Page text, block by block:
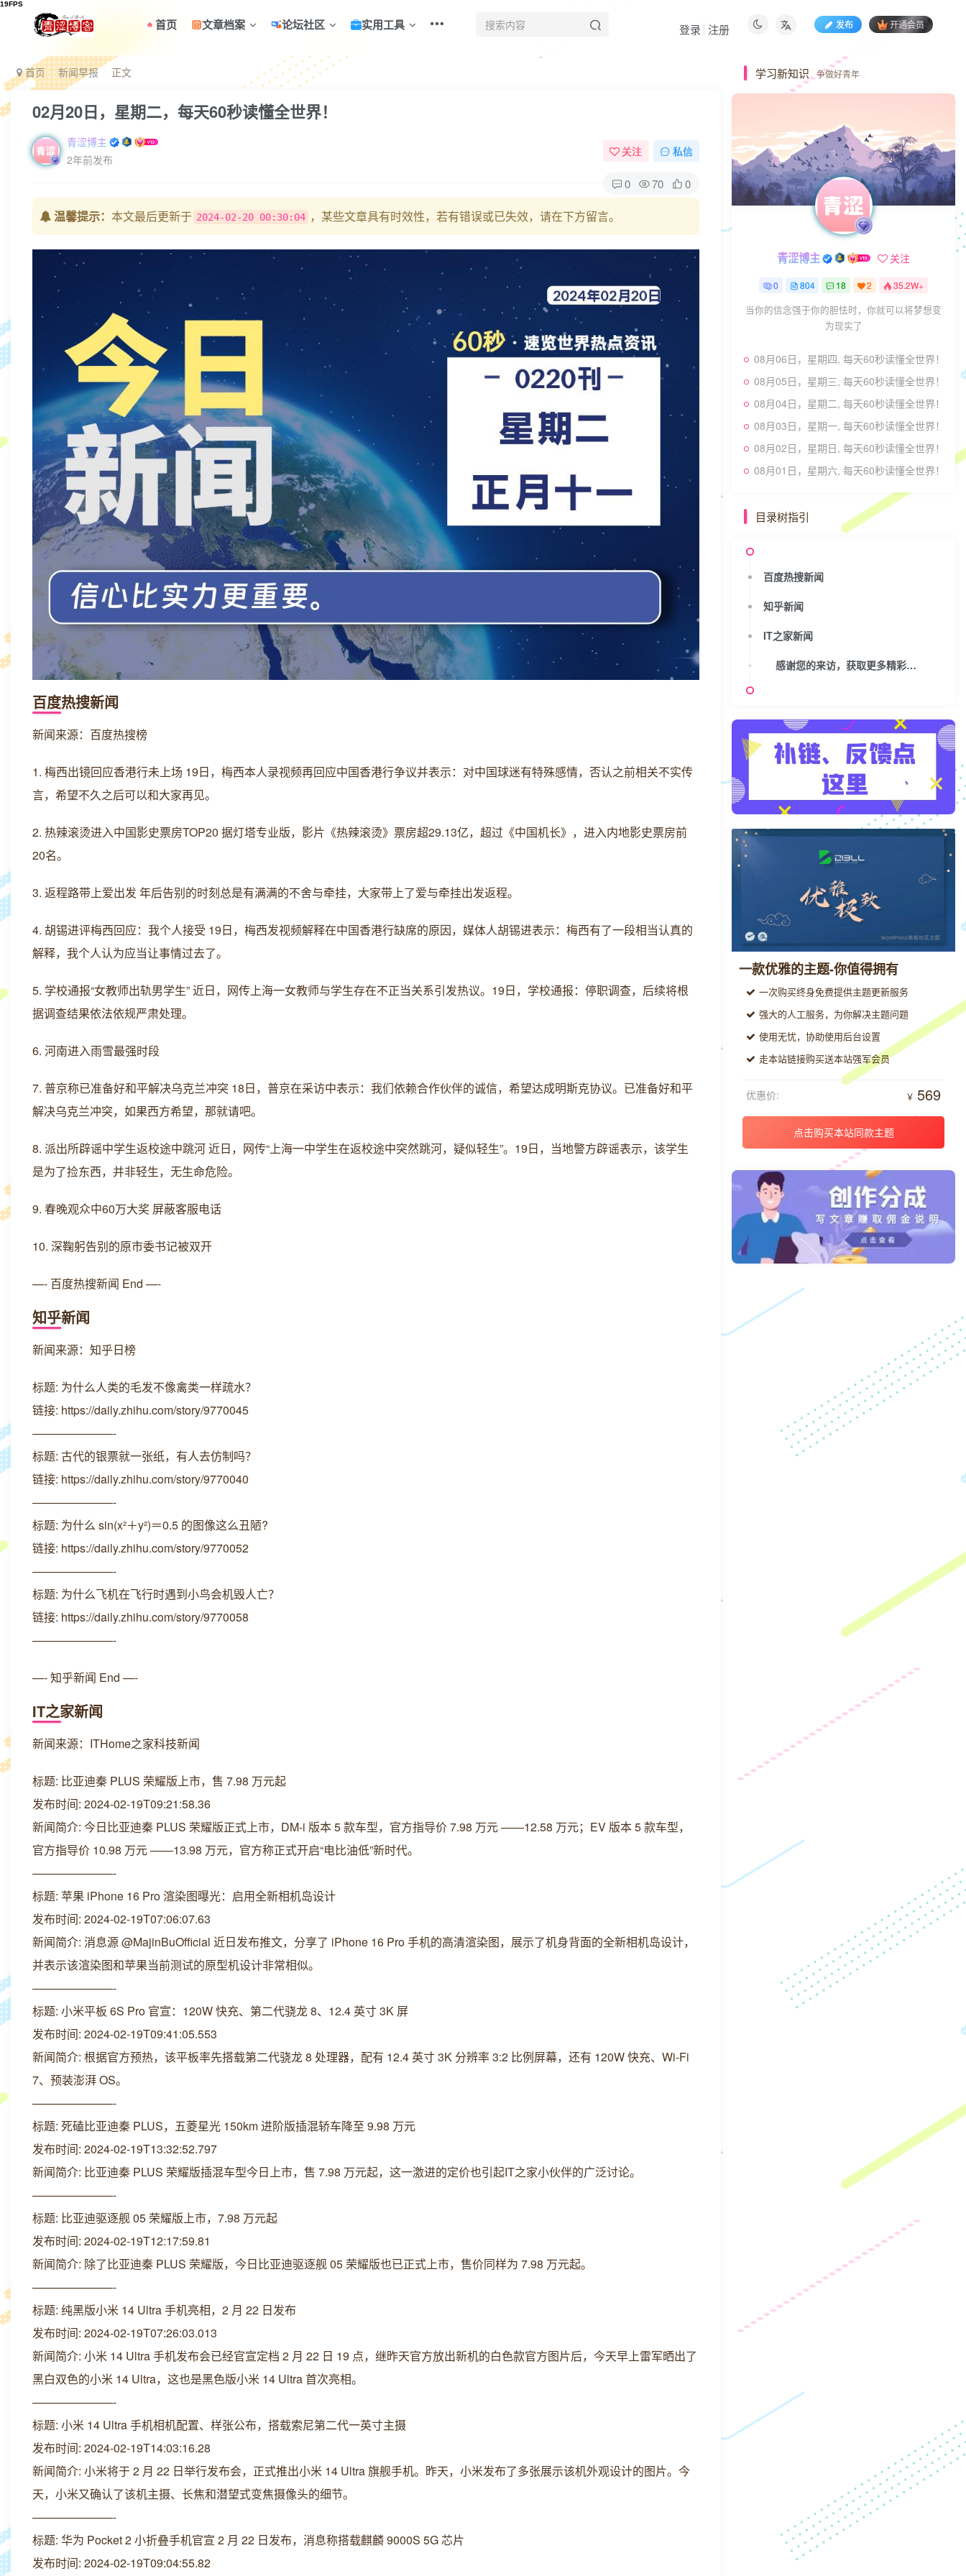
首页 文章档案 论坛社区 实用工具 发布 开通会员
登录 注册
首页 新闻早报 正文
02月20日，星期二，每天60秒读懂全世界！
青涩博主
2年前发布
关注 私信
0 70 0
温馨提示： 本文最后更新于 2024-02-20 00:30:04 ，某些文章具有时效性，若有错误或已失效，请在下方留言。
百度热搜新闻
新闻来源：百度热搜榜
1. 梅西出镜回应香港行未上场 19日，梅西本人录视频再回应中国香港行争议并表示：对中国球迷有特殊感情，否认之前相关不实传
言，希望不久之后可以和大家再见。
2. 热辣滚烫进入中国影史票房TOP20 据灯塔专业版，影片《热辣滚烫》票房超29.13亿，超过《中国机长》，进入内地影史票房前
20名。
3. 返程路带上爱出发 年后告别的时刻总是有满满的不舍与牵挂，大家带上了爱与牵挂出发返程。
4. 胡锡进评梅西回应：我个人接受 19日，梅西发视频解释在中国香港行缺席的原因，媒体人胡锡进表示：梅西有了一段相当认真的
解释，我个人认为应当让事情过去了。
5. 学校通报“女教师出轨男学生” 近日，网传上海一女教师与学生存在不正当关系引发热议。19日，学校通报：停职调查，后续将根
据调查结果依法依规严肃处理。
6. 河南进入雨雪最强时段
7. 普京称已准备好和平解决乌克兰冲突 18日，普京在采访中表示：我们依赖合作伙伴的诚信，希望达成明斯克协议。已准备好和平
解决乌克兰冲突，如果西方希望，那就请吧。
8. 派出所辟谣中学生返校途中跳河 近日，网传“上海一中学生在返校途中突然跳河，疑似轻生”。19日，当地警方辟谣表示，该学生
是为了捡东西，并非轻生，无生命危险。
9. 春晚观众中60万大奖 屏蔽客服电话
10. 深鞠躬告别的原市委书记被双开
—- 百度热搜新闻 End —-
知乎新闻
新闻来源：知乎日榜
标题: 为什么人类的毛发不像禽类一样疏水？
链接: https://daily.zhihu.com/story/9770045
———————-
标题: 古代的银票就一张纸，有人去仿制吗？
链接: https://daily.zhihu.com/story/9770040
———————-
标题: 为什么 sin(x²＋y²)＝0.5 的图像这么丑陋?
链接: https://daily.zhihu.com/story/9770052
———————-
标题: 为什么飞机在飞行时遇到小鸟会机毁人亡？
链接: https://daily.zhihu.com/story/9770058
———————-
—- 知乎新闻 End —-
IT之家新闻
新闻来源：ITHome之家科技新闻
标题: 比亚迪秦 PLUS 荣耀版上市，售 7.98 万元起
发布时间: 2024-02-19T09:21:58.36
新闻简介: 今日比亚迪秦 PLUS 荣耀版正式上市，DM-i 版本 5 款车型，官方指导价 7.98 万元 ——12.58 万元；EV 版本 5 款车型，
官方指导价 10.98 万元 ——13.98 万元，官方称正式开启“电比油低”新时代。
———————-
标题: 苹果 iPhone 16 Pro 渲染图曝光：启用全新相机岛设计
发布时间: 2024-02-19T07:06:07.63
新闻简介: 消息源 @MajinBuOfficial 近日发布推文，分享了 iPhone 16 Pro 手机的高清渲染图，展示了机身背面的全新相机岛设计，
并表示该渲染图和苹果当前测试的原型机设计非常相似。
———————-
标题: 小米平板 6S Pro 官宣：120W 快充、第二代骁龙 8、12.4 英寸 3K 屏
发布时间: 2024-02-19T09:41:05.553
新闻简介: 根据官方预热，该平板率先搭载第二代骁龙 8 处理器，配有 12.4 英寸 3K 分辨率 3:2 比例屏幕，还有 120W 快充、Wi-Fi
7、预装澎湃 OS。
———————-
标题: 死磕比亚迪秦 PLUS，五菱星光 150km 进阶版插混轿车降至 9.98 万元
发布时间: 2024-02-19T13:32:52.797
新闻简介: 比亚迪秦 PLUS 荣耀版插混车型今日上市，售 7.98 万元起，这一激进的定价也引起IT之家小伙伴的广泛讨论。
———————-
标题: 比亚迪驱逐舰 05 荣耀版上市，7.98 万元起
发布时间: 2024-02-19T12:17:59.81
新闻简介: 除了比亚迪秦 PLUS 荣耀版，今日比亚迪驱逐舰 05 荣耀版也已正式上市，售价同样为 7.98 万元起。
———————-
标题: 纯黑版小米 14 Ultra 手机亮相，2 月 22 日发布
发布时间: 2024-02-19T07:26:03.013
新闻简介: 小米 14 Ultra 手机发布会已经官宣定档 2 月 22 日 19 点，继昨天官方放出新机的白色款官方图片后，今天早上雷军晒出了
黑白双色的小米 14 Ultra，这也是黑色版小米 14 Ultra 首次亮相。
———————-
标题: 小米 14 Ultra 手机相机配置、样张公布，搭载索尼第二代一英寸主摄
发布时间: 2024-02-19T14:03:16.28
新闻简介: 小米将于 2 月 22 日举行发布会，正式推出小米 14 Ultra 旗舰手机。昨天，小米发布了多张展示该机外观设计的图片。今
天，小米又确认了该机主摄、长焦和潜望式变焦摄像头的细节。
———————-
标题: 华为 Pocket 2 小折叠手机官宣 2 月 22 日发布，消息称搭载麒麟 9000S 5G 芯片
发布时间: 2024-02-19T09:04:55.82
学习新知识 争做好青年
青涩博主 关注
0 804 18 2 35.2W+
当你的信念强于你的胆怯时，你就可以将梦想变
为现实了
08月06日，星期四, 每天60秒读懂全世界！
08月05日，星期三, 每天60秒读懂全世界！
08月04日，星期二, 每天60秒读懂全世界！
08月03日，星期一, 每天60秒读懂全世界！
08月02日，星期日, 每天60秒读懂全世界！
08月01日，星期六, 每天60秒读懂全世界！
目录树指引
百度热搜新闻
知乎新闻
IT之家新闻
感谢您的来访，获取更多精彩文章请收藏本站。
一款优雅的主题-你值得拥有
一次购买终身免费提供主题更新服务
强大的人工服务，为你解决主题问题
使用无忧，协助使用后台设置
走本站链接购买送本站强军会员
￥ 569
优惠价:
点击购买本站同款主题